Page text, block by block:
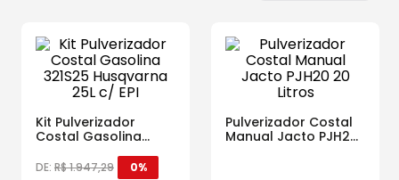
Kit Pulverizador
Costal Gasolina
25L c/ EPI
DE: R$1.947,29 0%
Pulverizador Costal
Manual Jacto PJH20